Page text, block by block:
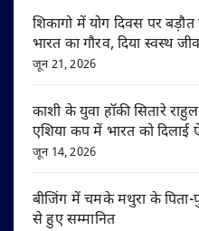
शिकागो में योग दिवस पर
भारत का गौरव, दिया स्वस्थ
जून 21, 2026
काशी के युवा हॉकी सितारे
एशिया कप में भारत को दिलाई
जून 14, 2026
बीजिंग में चमके मथुरा के पिता-
से हुए सम्मानित